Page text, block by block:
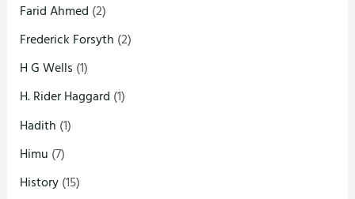
Farid Ahmed (2)
Frederick Forsyth (2)
H G Wells (1)
H. Rider Haggard (1)
Hadith (1)
Himu (7)
History(15)